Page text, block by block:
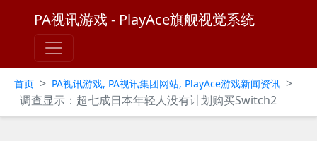
PA视讯游戏 - PlayAce旗舰视觉系统
首页 > PA视讯游戏, PA视讯集团网站, PlayAce游戏新闻资讯 >
调查显示：超七成日本年轻人没有计划购买Switch2